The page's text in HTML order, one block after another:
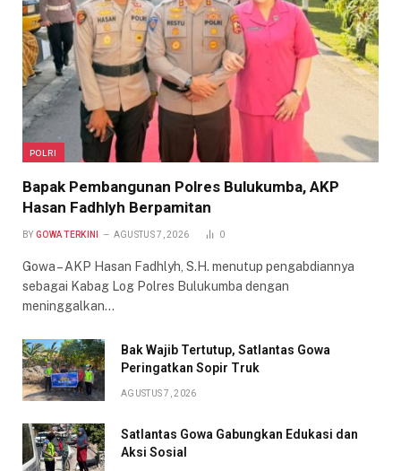
POLRI
Bapak Pembangunan Polres Bulukumba, AKP
Hasan Fadhlyh Berpamitan
BY GOWA TERKINI AGUSTUS 7, 2026 0
Gowa – AKP Hasan Fadhlyh, S.H. menutup pengabdiannya
sebagai Kabag Log Polres Bulukumba dengan
meninggalkan…
Bak Wajib Tertutup, Satlantas Gowa
Peringatkan Sopir Truk
AGUSTUS 7, 2026
Satlantas Gowa Gabungkan Edukasi dan
Aksi Sosial